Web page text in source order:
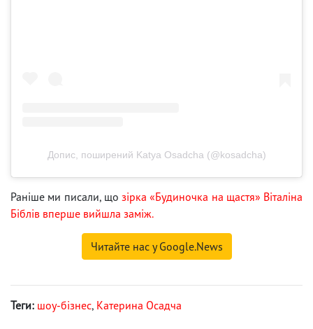
Допис, поширений Katya Osadcha (@kosadcha)
Раніше ми писали, що зірка «Будиночка на щастя» Віталіна
Біблів вперше вийшла заміж.
Читайте нас у Google.News
Теги: шоу-бізнес, Катерина Осадча